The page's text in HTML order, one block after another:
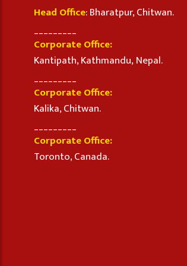
Head Office: Bharatpur, Chitwan.
Corporate Office:
Kantipath, Kathmandu, Nepal.
Corporate Office:
Kalika, Chitwan.
Corporate Office:
Toronto, Canada.